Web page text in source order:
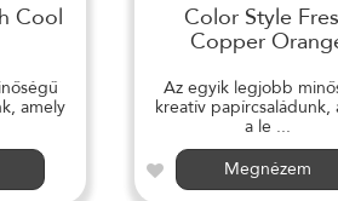
Cool
amely
Color Style
Copper
Az egyik legjobb
kreatív papírcsaládunk,
a le ...
Megnézem